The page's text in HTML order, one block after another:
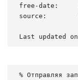
free-date:
source:
Last updated
% Отправляя